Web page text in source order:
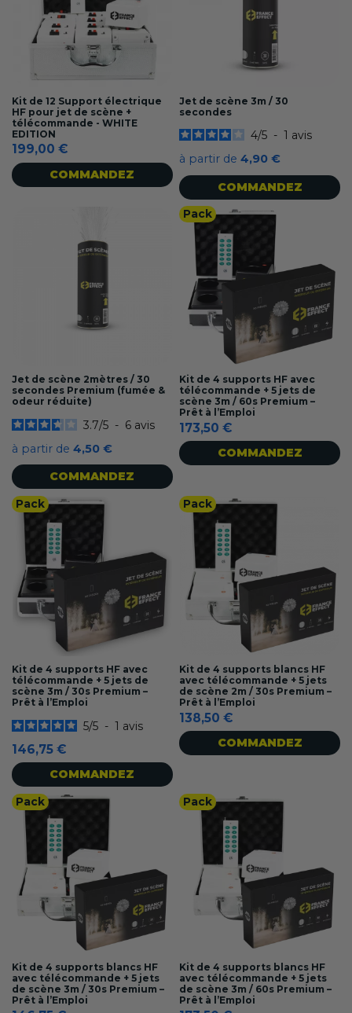
Kit de 12 Support électrique
HF pour jet de scène +
télécommande - WHITE
EDITION
199,00 €
COMMANDEZ
Jet de scène 3m / 30
secondes
4/5 - 1 avis
à partir de4,90 €
COMMANDEZ
Jet de scène 2mètres / 30
secondes Premium (fumée &
odeur réduite)
3.7/5 - 6 avis
à partir de 4,50 €
COMMANDEZ
Pack
Kit de 4 supports HF avec
télécommande + 5 jets de
scène 3m / 60s Premium –
Prêt à l’Emploi
173,50 €
COMMANDEZ
Pack
Kit de 4 supports HF avec
télécommande + 5 jets de
scène 3m / 30s Premium –
Prêt à l’Emploi
5/5 - 1 avis
146,75 €
COMMANDEZ
Pack
Kit de 4 supports blancs HF
avec télécommande + 5 jets
de scène 2m / 30s Premium –
Prêt à l’Emploi
138,50 €
COMMANDEZ
Pack
Kit de 4 supports blancs HF
avec télécommande + 5 jets
de scène 3m / 30s Premium –
Prêt à l’Emploi
Pack
Kit de 4 supports blancs HF
avec télécommande + 5 jets
de scène 3m / 60s Premium –
Prêt à l’Emploi